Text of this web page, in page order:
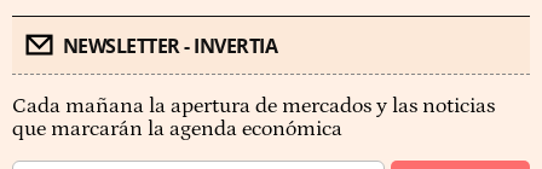
NEWSLETTER - INVERTIA
Cada mañana la apertura de mercados y las noticias
que marcarán la agenda económica